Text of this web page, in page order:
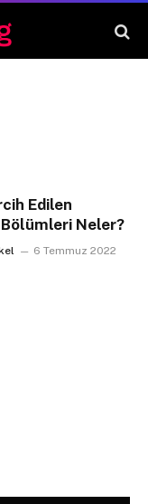
Edilen
Neler?
6 Temmuz 2022